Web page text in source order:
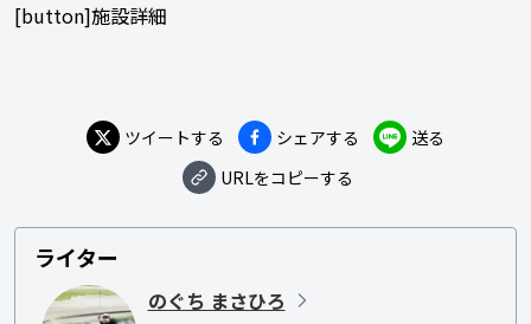
[button]施設詳細
ツイートする シェアする
送る
URLをコピーする
ライター
のぐち まさひろ